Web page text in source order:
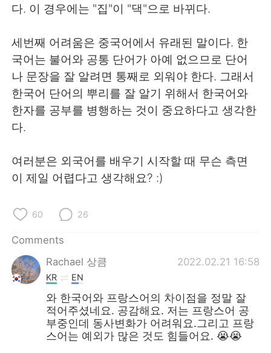
다. 이 경우에는 "집"이 "댁"으로 바뀌다.
세번째 어려움은 중국어에서 유래된 말이다. 한
국어는 불어와 공통 단어가 아예 없으므로 단어
나 문장을 잘 알려면 통째로 외워야 한다. 그래서
한국어 단어의 뿌리를 잘 알기 위해서 한국어와
한자를 공부를 병행하는 것이 중요하다고 생각한
다.
여러분은 외국어를 배우기 시작할 때 무슨 측면
이 제일 어렵다고 생각해요? :)
60 26
Comments
Rachael 상큼
2022.02.21 16:58
KR EN
와 한국어와 프랑스어의 차이점을 정말 잘
적어주셨네요. 공감해요. 저는 프랑스어 공
부중인데 동사변화가 어려워요.그리고 프랑
스어는 예외가 많은 것도 힘들어요. 😭😭